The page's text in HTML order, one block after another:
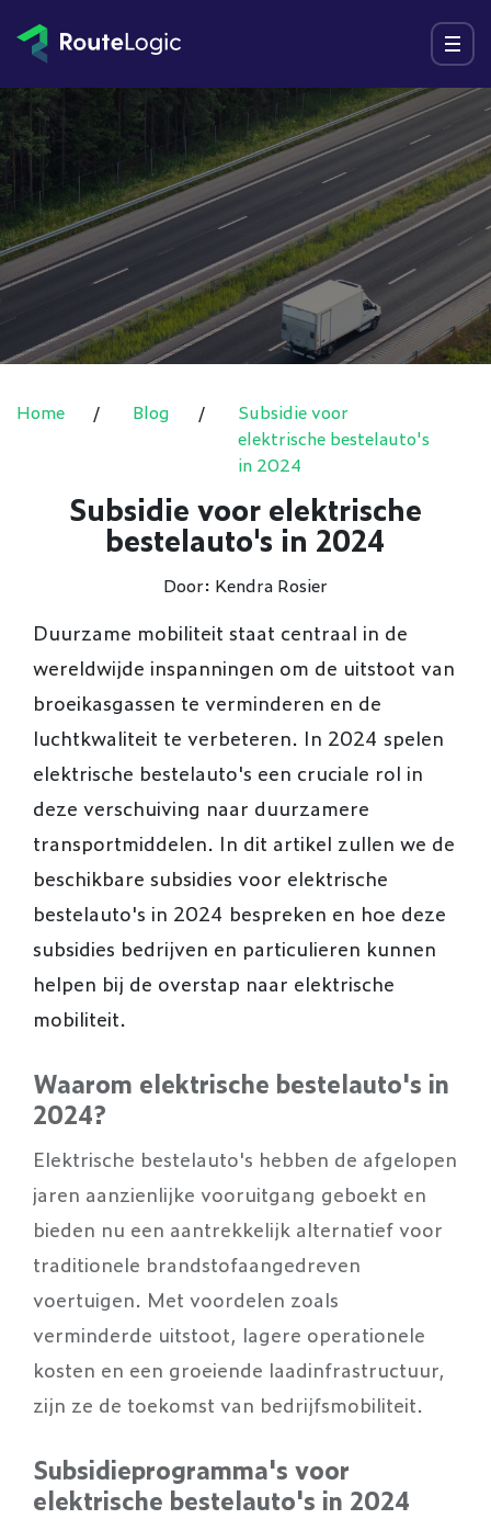
Menu
Home / Blog /
Subsidie voor
elektrische bestelauto's
in 2024
Subsidie voor elektrische
bestelauto's in 2024
Door: Kendra Rosier
Duurzame mobiliteit staat centraal in de
wereldwijde inspanningen om de uitstoot van
broeikasgassen te verminderen en de
luchtkwaliteit te verbeteren. In 2024 spelen
elektrische bestelauto's een cruciale rol in
deze verschuiving naar duurzamere
transportmiddelen. In dit artikel zullen we de
beschikbare subsidies voor elektrische
bestelauto's in 2024 bespreken en hoe deze
subsidies bedrijven en particulieren kunnen
helpen bij de overstap naar elektrische
mobiliteit.
Waarom elektrische bestelauto's in
2024?
Elektrische bestelauto's hebben de afgelopen
jaren aanzienlijke vooruitgang geboekt en
bieden nu een aantrekkelijk alternatief voor
traditionele brandstofaangedreven
voertuigen. Met voordelen zoals
verminderde uitstoot, lagere operationele
kosten en een groeiende laadinfrastructuur,
zijn ze de toekomst van bedrijfsmobiliteit.
Subsidieprogramma's voor
elektrische bestelauto's in 2024